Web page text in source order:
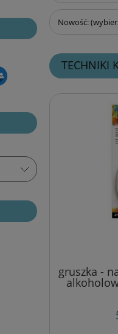
Nowość:
TECHNIKI
gruszka -